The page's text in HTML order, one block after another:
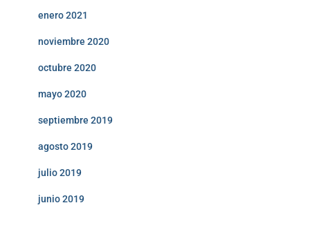
enero 2021
noviembre 2020
octubre 2020
mayo 2020
septiembre 2019
agosto 2019
julio 2019
junio 2019